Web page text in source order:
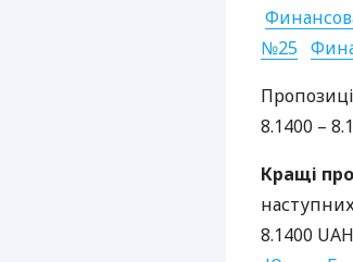
№25
8.1400 –
Кращі
8.1400 UAH